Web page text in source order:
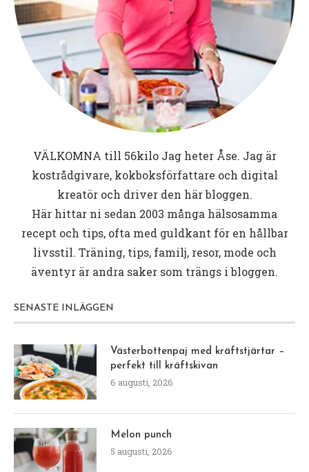
VÄLKOMNA till 56kiloJag heter Åse. Jag är
kostrådgivare, kokboksförfattare och digital
kreatör och driver den här bloggen.
Här hittar ni sedan 2003 många hälsosamma
recept och tips, ofta med guldkant för en hållbar
livsstil. Träning, tips, familj, resor, mode och
äventyr är andra saker som trängs i bloggen.
SENASTE INLÄGGEN
Västerbottenpaj med kräftstjärtar –
perfekt till kräftskivan
6 augusti, 2026
Melon punch
5 augusti, 2026